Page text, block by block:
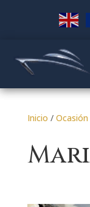
Inicio / Ocasión